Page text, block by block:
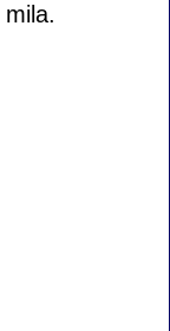
mila.